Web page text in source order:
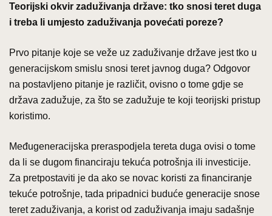
Teorijski okvir zaduživanja države: tko snosi teret duga
i treba li umjesto zaduživanja povećati poreze?
Prvo pitanje koje se veže uz zaduživanje države jest tko u
generacijskom smislu snosi teret javnog duga? Odgovor
na postavljeno pitanje je različit, ovisno o tome gdje se
država zadužuje, za što se zadužuje te koji teorijski pristup
koristimo.
Međugeneracijska preraspodjela tereta duga ovisi o tome
da li se dugom financiraju tekuća potrošnja ili investicije.
Za pretpostaviti je da ako se novac koristi za financiranje
tekuće potrošnje, tada pripadnici buduće generacije snose
teret zaduživanja, a korist od zaduživanja imaju sadašnje